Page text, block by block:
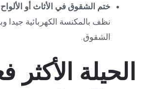
ختم الشقوق في الأثاث أو
نظف بالمكنسة الكهربائية جيدا
الشقوق.
الحيلة